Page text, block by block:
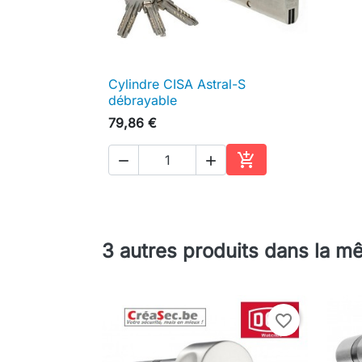
 Aperçu rapide
Cylindre CISA Astral-S
débrayable
79,86 €
  
Ajouter au panier
3 autres produits dans la
favorite_border